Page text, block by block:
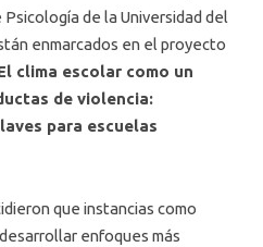
Psicología de la Universidad del
enmarcados en el proyecto
clima escolar como un
de violencia:
para escuelas
que instancias como
enfoques más